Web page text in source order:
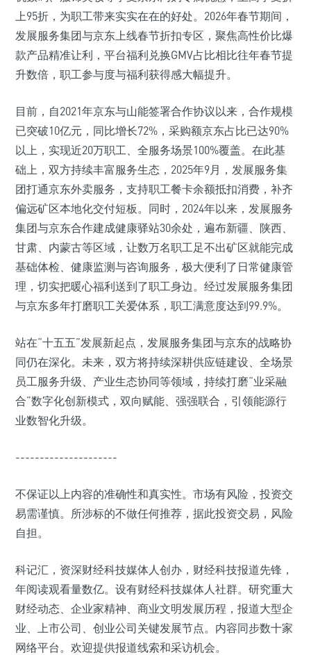
上95折，为职工带来实实在在的好处。2026年春节期间，
发展服务集团与京东上线春节折扣专区，聚焦高性价比爆
款产品精准让利，平台福利兑换GMV占比相比往年春节提
升数倍，职工参与度与福利获得感大幅提升。
目前，自2021年京东与山能签署合作协议以来，合作规模
已突破10亿元，同比增长72%，采购额京东占比已达90%
以上，实现近20万职工、全服务场景100%覆盖。在此基
础上，双方持续丰富服务生态，2025年9月，发展服务集
团打通京东外卖服务，支持职工餐卡余额抵扣消费，补齐
偏远矿区本地化交付短板。同时，2024年以来，发展服务
集团与京东合作建成健康驿站30余处，遍布新疆、陕西、
甘肃、内蒙古等区域，让数万名职工足不出矿区就能完成
基础体检、健康监测与咨询服务，极大便利了日常健康管
理，切实把暖心福利送到了职工身边。经过发展服务集团
与京东多年打磨职工关爱体系，职工满意度达到99.9%。
站在“十五五”发展新起点，发展服务集团与京东的战略协
同仍在深化。未来，双方将持续深耕供应链建设、全场景
员工服务升级、产业生态协同等领域，持续打磨“业采融
合”数字化创新模式，双向赋能、强强联合，引领能源行
业数智化升级。
---------------------
不保证以上内容的准确性和真实性。市场有风险，投资交
易需谨慎。所涉标的不做任何推荐，据此投资交易，风险
自担。
科记汇，资深财经科技媒体人创办，财经科技报道先锋，
年阅读观看量数亿。设有财经科技媒体人社群。研究重大
财经动态、企业家精神、商业文明发展历程，报道大型企
业、上市公司、创业公司关键发展节点。内容同步数十家
网络平台。欢迎提供报道线索和采访机会。